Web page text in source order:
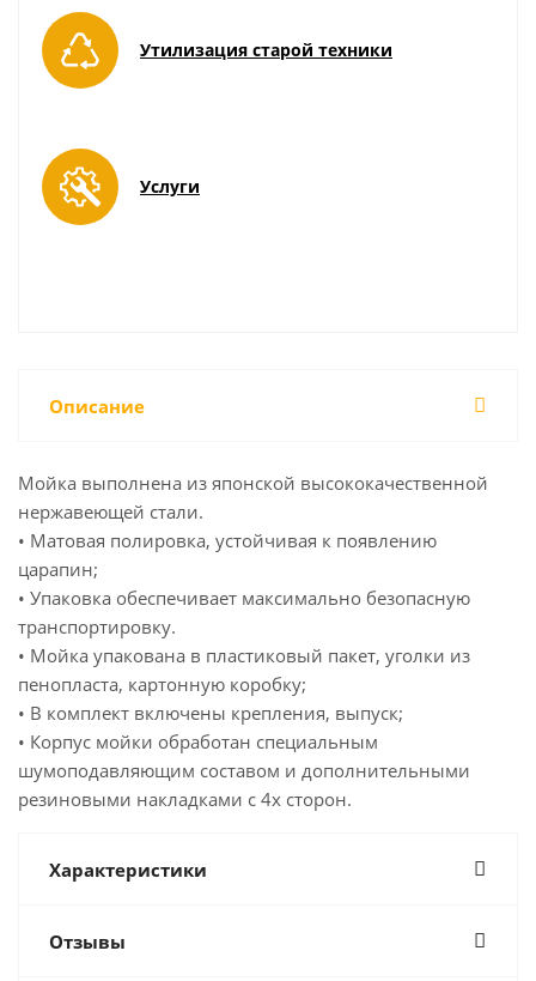
Утилизация старой техники
Услуги
Описание
Мойка выполнена из японской высококачественной
нержавеющей стали.
• Матовая полировка, устойчивая к появлению
царапин;
• Упаковка обеспечивает максимально безопасную
транспортировку.
• Мойка упакована в пластиковый пакет, уголки из
пенопласта, картонную коробку;
• В комплект включены крепления, выпуск;
• Корпус мойки обработан специальным
шумоподавляющим составом и дополнительными
резиновыми накладками с 4х сторон.
Характеристики
Отзывы